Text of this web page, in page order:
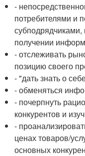
-
потребителями и
получении
- отслеживать
позицию своего
- "дать знать о
- обменяться
- почерпнуть
конкурентов и
-
ценах товаров/
основных